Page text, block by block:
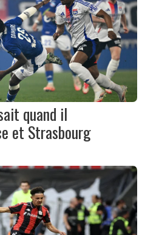
quand il
et Strasbourg